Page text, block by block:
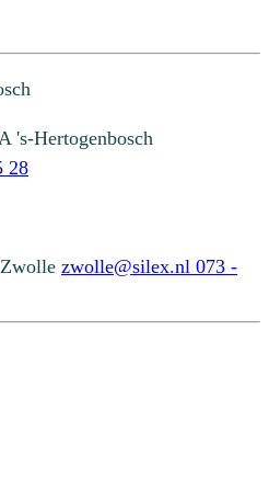
's-Hertogenbosch
28
zwolle@silex.nl 073 -